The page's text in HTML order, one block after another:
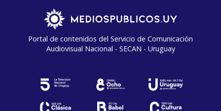
Portal de contenidos del Servicio de Comunicación
Audiovisual Nacional - SECAN - Uruguay